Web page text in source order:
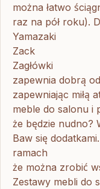
można łatwo
raz na pół roku).
Yamazaki
Zack
Zagłówki
zapewnia dobrą
zapewniając miłą
meble do salonu i
że będzie nudno?
Baw się
ramach
że można zrobić
Zestawy mebli do